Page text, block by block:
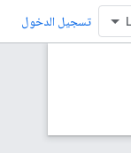
تسجيل الدخول